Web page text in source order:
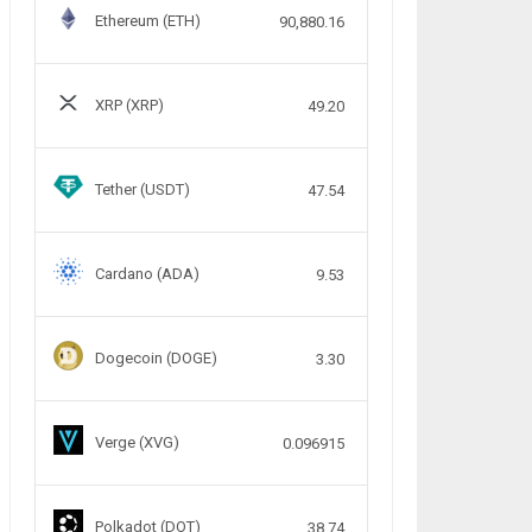
Ethereum (ETH) 90,880.16
XRP (XRP) 49.20
Tether (USDT) 47.54
Cardano (ADA) 9.53
Dogecoin (DOGE) 3.30
Verge (XVG) 0.096915
Polkadot (DOT) 38.74